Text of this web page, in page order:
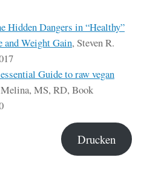
Hidden Dangers in “Healthy”
and Weight Gain, Steven R.
Guide to raw vegan
MS, RD, Book
Drucken